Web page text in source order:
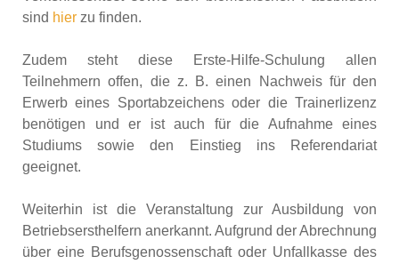
sind hier zu finden.
Zudem steht diese Erste-Hilfe-Schulung allen
Teilnehmern offen, die z. B. einen Nachweis für den
Erwerb eines Sportabzeichens oder die Trainerlizenz
benötigen und er ist auch für die Aufnahme eines
Studiums sowie den Einstieg ins Referendariat
geeignet.
Weiterhin ist die Veranstaltung zur Ausbildung von
Betriebsersthelfern anerkannt. Aufgrund der Abrechnung
über eine Berufsgenossenschaft oder Unfallkasse des